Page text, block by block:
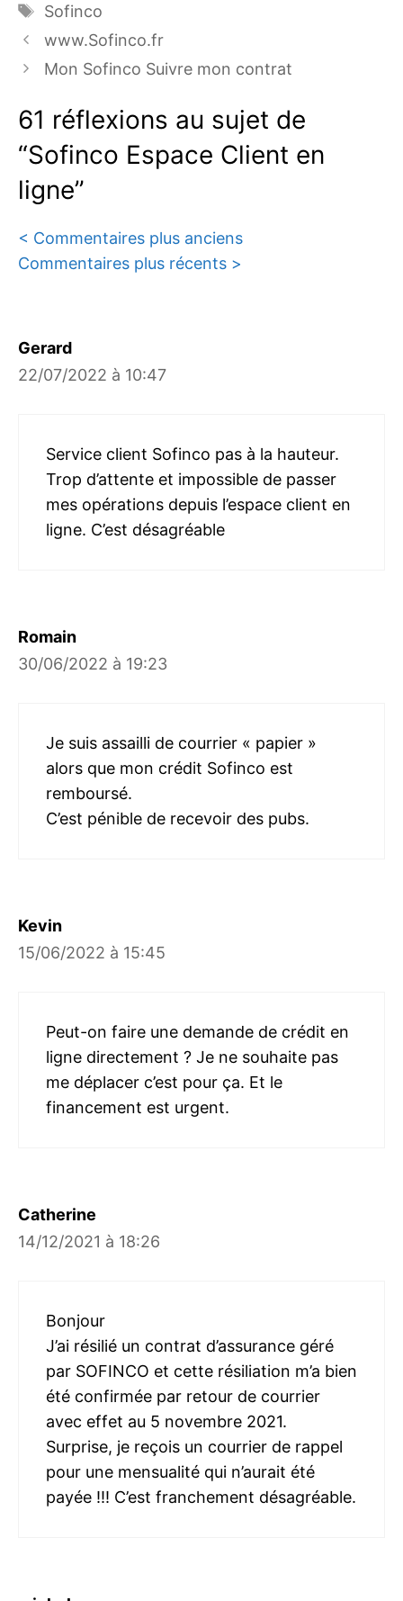
Étiquettes
Sofinco
www.Sofinco.fr
Mon Sofinco Suivre mon contrat
61 réflexions au sujet de
“Sofinco Espace Client en
ligne”
Navigation
des
< Commentaires plus anciens
Commentaires plus récents >
Gerard
22/07/2022 à 10:47
Service client Sofinco pas à la hauteur.
Trop d’attente et impossible de passer
mes opérations depuis l’espace client en
ligne. C’est désagréable
Romain
30/06/2022 à 19:23
Je suis assailli de courrier « papier »
alors que mon crédit Sofinco est
remboursé.
C’est pénible de recevoir des pubs.
Kevin
15/06/2022 à 15:45
Peut-on faire une demande de crédit en
ligne directement ? Je ne souhaite pas
me déplacer c’est pour ça. Et le
financement est urgent.
Catherine
14/12/2021 à 18:26
Bonjour
J’ai résilié un contrat d’assurance géré
par SOFINCO et cette résiliation m’a bien
été confirmée par retour de courrier
avec effet au 5 novembre 2021.
Surprise, je reçois un courrier de rappel
pour une mensualité qui n’aurait été
payée !!! C’est franchement désagréable.